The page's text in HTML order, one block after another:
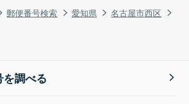
郵便番号検索 愛知県
名古屋市西区
調べる